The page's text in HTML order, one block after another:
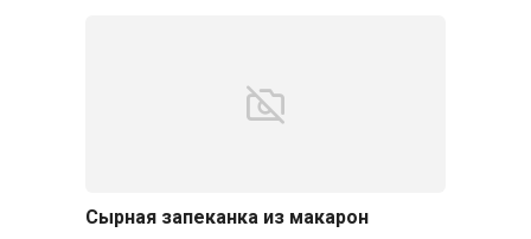
Сырная запеканка из макарон